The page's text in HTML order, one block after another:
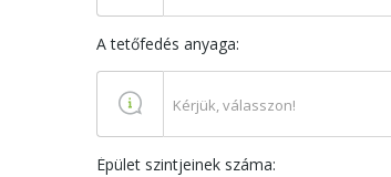
A tetőfedés anyaga:
Kérjük, válasszon!
Épület szintjeinek száma: